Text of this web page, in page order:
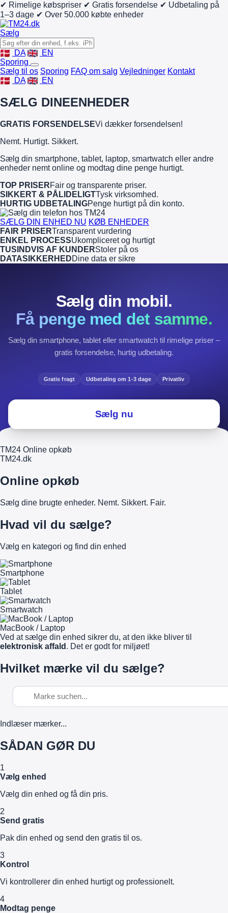
✔ Rimelige købspriser ✔ Gratis forsendelse ✔ Udbetaling på
1–3 dage ✔ Over 50.000 købte enheder
Sælg
DA
EN
Sporing
Sælg til os Sporing FAQ om salg Vejledninger Kontakt
DA
EN
SÆLG DINEENHEDER
GRATIS FORSENDELSEVi dækker forsendelsen!
Nemt. Hurtigt. Sikkert.
Sælg din smartphone, tablet, laptop, smartwatch eller andre
enheder nemt online og modtag dine penge hurtigt.
TOP PRISERFair og transparente priser.
SIKKERT & PÅLIDELIGTTysk virksomhed.
HURTIG UDBETALINGPenge hurtigt på din konto.
SÆLG DIN ENHED NU KØB ENHEDER
FAIR PRISERTransparent vurdering
ENKEL PROCESSUkompliceret og hurtigt
TUSINDVIS AF KUNDERStoler på os
DATASIKKERHEDDine data er sikre
Sælg din mobil.
Få penge med det samme.
Sælg din smartphone, tablet eller smartwatch til rimelige priser –
gratis forsendelse, hurtig udbetaling.
Gratis fragt Udbetaling om 1-3 dage Privatliv
Sælg nu
TM24 Online opkøb
TM24.dk
Online opkøb
Sælg dine brugte enheder. Nemt. Sikkert. Fair.
Hvad vil du sælge?
Vælg en kategori og find din enhed
Smartphone
Tablet
Smartwatch
MacBook / Laptop
Ved at sælge din enhed sikrer du, at den ikke bliver til
elektronisk affald . Det er godt for miljøet!
Hvilket mærke vil du sælge?
Indlæser mærker...
SÅDAN GØR DU
1
Vælg enhed
Vælg din enhed og få din pris.
2
Send gratis
Pak din enhed og send den gratis til os.
3
Kontrol
Vi kontrollerer din enhed hurtigt og professionelt.
4
Modtag penge